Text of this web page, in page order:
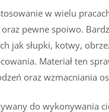
w wielu
pewne spoiwo.
jak słupki, kotwy,
Materiał ten
oraz wzmacniania
do wykonywania